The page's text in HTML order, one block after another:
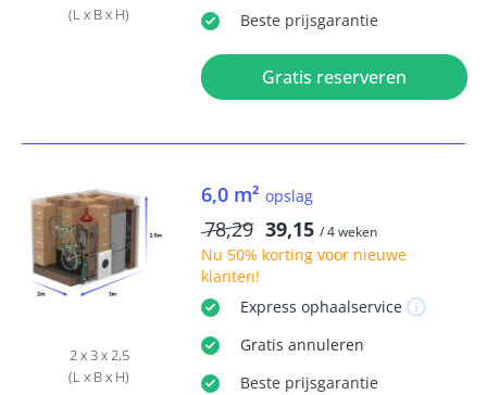
(L x B x H)
Beste prijsgarantie
Gratis reserveren
2 x 3 x 2,5
(L x B x H)
6,0 m² opslag
78,29 39,15 / 4 weken
Nu 50% kortingvoor nieuwe
klanten!
Express ophaalservice
Gratis annuleren
Beste prijsgarantie